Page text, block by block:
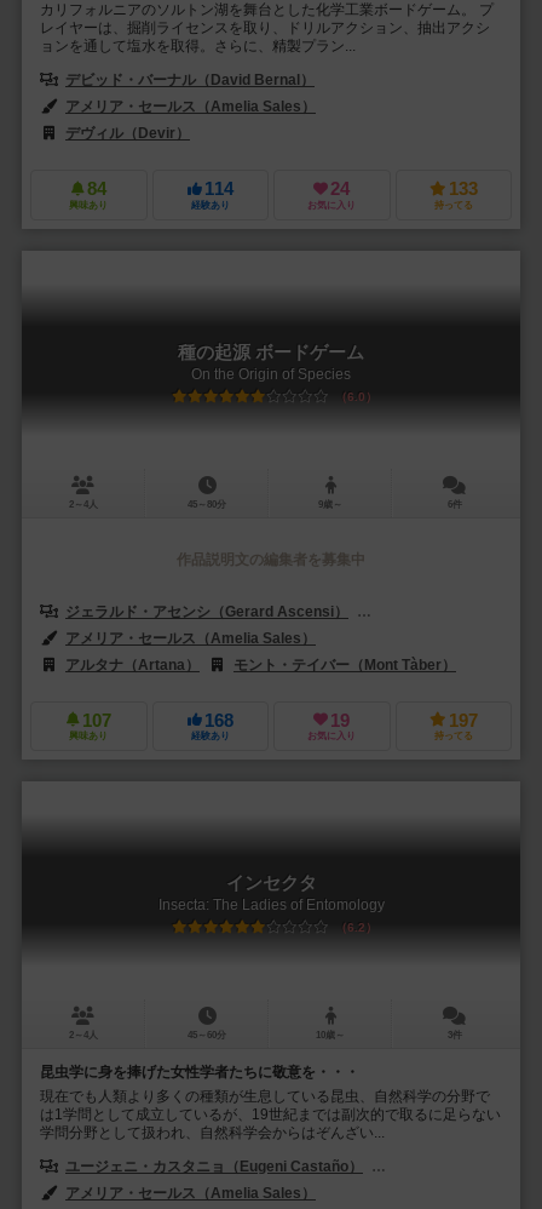
カリフォルニアのソルトン湖を舞台とした化学工業ボードゲーム。 プ
レイヤーは、掘削ライセンスを取り、ドリルアクション、抽出アクシ
ョンを通して塩水を取得。さらに、精製プラン...
デビッド・バーナル（David Bernal）
アメリア・セールス（Amelia Sales）
デヴィル（Devir）
84
興味あり
114
経験あり
24
お気に入り
133
持ってる
種の起源 ボードゲーム
On the Origin of Species
6.0
2～4人 45～80分 9歳～ 6件
作品説明文の編集者を募集中
ジェラルド・アセンシ（Gerard Ascensi）
アメリア・セールス（Amelia Sales）
アルタナ（Artana）
モント・テイバー（Mont Tàber）
107
興味あり
168
経験あり
19
お気に入り
197
持ってる
インセクタ
Insecta: The Ladies of Entomology
6.2
2～4人 45～60分 10歳～ 3件
昆虫学に身を捧げた女性学者たちに敬意を・・・
現在でも人類より多くの種類が生息している昆虫、自然科学の分野で
は1学問として成立しているが、19世紀までは副次的で取るに足らない
学問分野として扱われ、自然科学会からはぞんざい...
ユージェニ・カスタニョ（Eugeni Castaño）
アメリア・セールス（Amelia Sales）